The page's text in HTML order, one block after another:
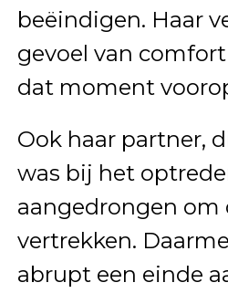
beëindigen. Haar
gevoel van
dat moment
Ook haar partner,
was bij het
aangedrongen om
vertrekken.
abrupt een einde